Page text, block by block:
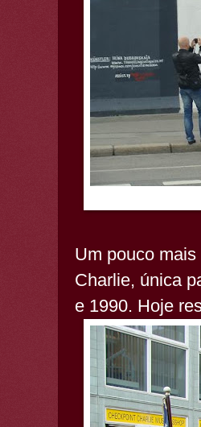
Um pouco
Charlie, única
e 1990. Hoje